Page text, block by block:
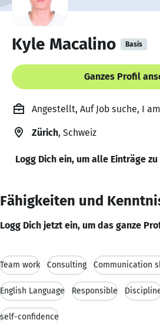
Kyle Macalino Basis
Ganzes Profil
Angestellt, Auf Job suche, I
Zürich, Schweiz
Logg Dich ein, um alle Einträge
Fähigkeiten und
Logg Dich jetzt ein, um das ganze
Team work Consulting Communication
English Language Responsible
self-confidence